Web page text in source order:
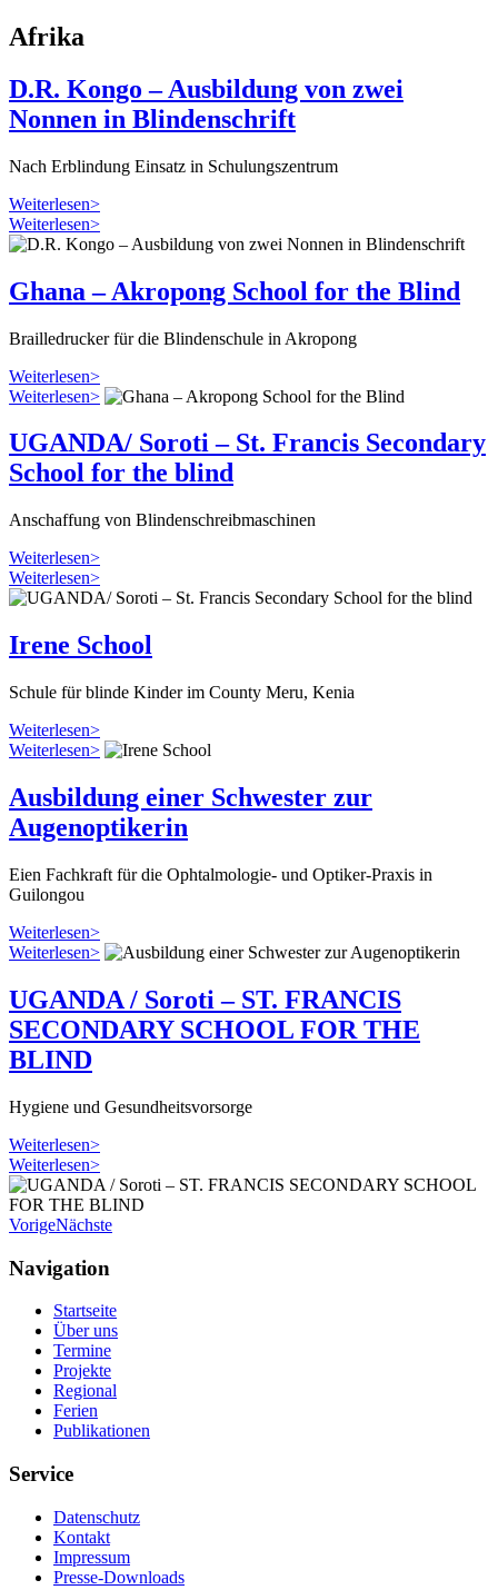
Afrika
D.R. Kongo – Ausbildung von zwei
Nonnen in Blindenschrift
Nach Erblindung Einsatz in Schulungs­zentrum
Weiterlesen>
Weiterlesen>
Ghana – Akropong School for the Blind
Braille­drucker für die Blindenschule in Akropong
Weiterlesen>
Weiterlesen>
UGANDA/ Soroti – St. Francis Secondary
School for the blind
Anschaffung von Blinden­schreib­maschinen
Weiterlesen>
Weiterlesen>
Irene School
Schule für blinde Kinder im County Meru, Kenia
Weiterlesen>
Weiterlesen>
Ausbildung einer Schwester zur
Augenoptikerin
Eien Fachkraft für die Ophtalmologie- und Optiker-Praxis in
Guilongou
Weiterlesen>
Weiterlesen>
UGANDA / Soroti – ST. FRANCIS
SECONDARY SCHOOL FOR THE
BLIND
Hygiene und Gesundheitsvorsorge
Weiterlesen>
Weiterlesen>
VorigeNächste
Navigation
Startseite
Über uns
Termine
Projekte
Regional
Ferien
Publikationen
Service
Datenschutz
Kontakt
Impressum
Presse-Downloads